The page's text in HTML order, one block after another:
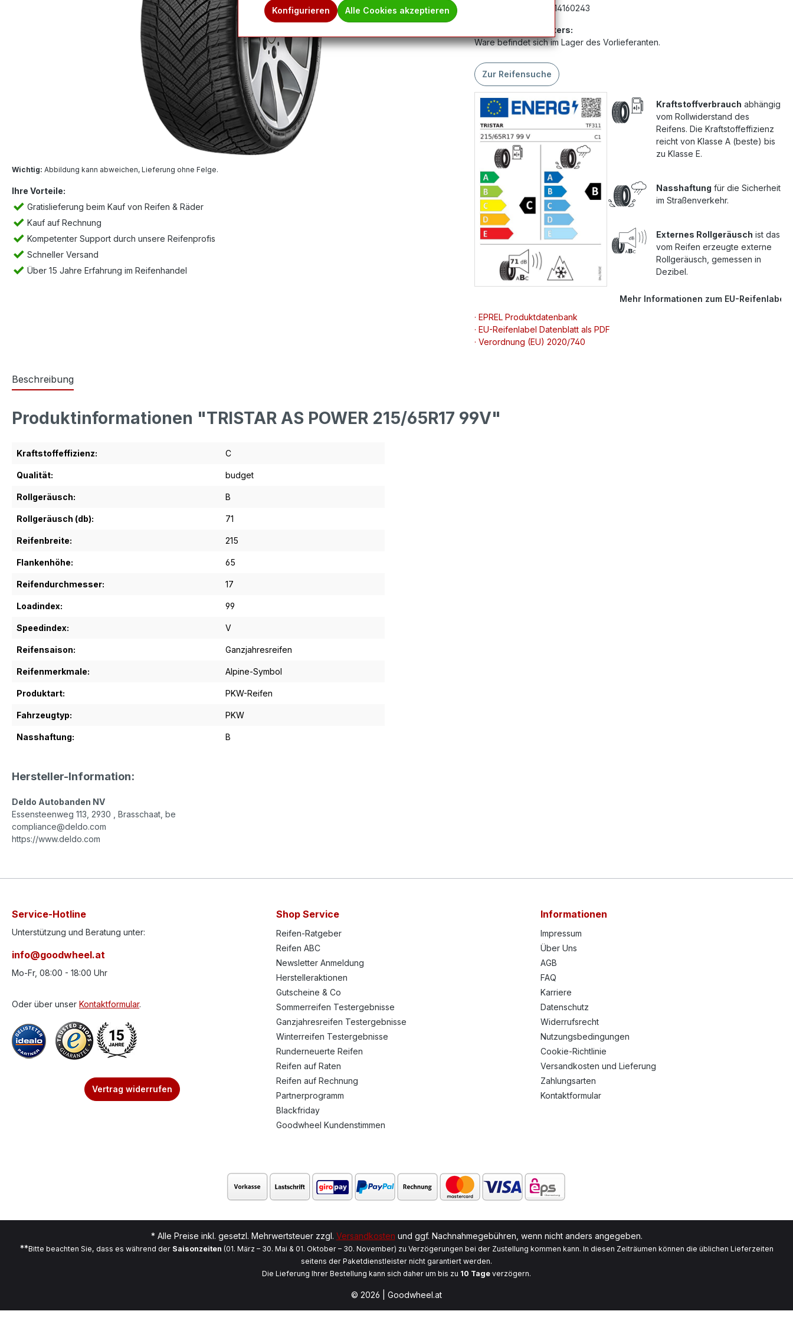
Wichtig: Abbildung kann abweichen, Lieferung ohne Felge.
Ihre Vorteile:
Gratislieferung beim Kauf von Reifen & Räder
Kauf auf Rechnung
Kompetenter Support durch unsere Reifenprofis
Schneller Versand
Über 15 Jahre Erfahrung im Reifenhandel
G14160243
Hinweis des Anbieters:
Ware befindet sich im Lager des Vorlieferanten.
Zur Reifensuche
Kraftstoffverbrauch abhängig
vom Rollwiderstand des
Reifens. Die Kraftstoffeffizienz
reicht von Klasse A (beste) bis
zu Klasse E.
Nasshaftung für die Sicherheit
im Straßenverkehr.
Externes Rollgeräusch ist das
vom Reifen erzeugte externe
Rollgeräusch, gemessen in
Dezibel.
Mehr Informationen zum EU-Reifenlabel
· EPREL Produktdatenbank
· EU-Reifenlabel Datenblatt als PDF
· Verordnung (EU) 2020/740
Beschreibung
Produktinformationen "TRISTAR AS POWER 215/65R17 99V"
Kraftstoffeffizienz: C
Qualität: budget
Rollgeräusch: B
Rollgeräusch (db): 71
Reifenbreite: 215
Flankenhöhe: 65
Reifendurchmesser: 17
Loadindex: 99
Speedindex: V
Reifensaison: Ganzjahresreifen
Reifenmerkmale: Alpine-Symbol
Produktart: PKW-Reifen
Fahrzeugtyp: PKW
Nasshaftung: B
Hersteller-Information:
Deldo Autobanden NV
Essensteenweg 113, 2930 , Brasschaat, be
compliance@deldo.com
https://www.deldo.com
Service-Hotline
Unterstützung und Beratung unter:
info@goodwheel.at
Mo-Fr, 08:00 - 18:00 Uhr
Oder über unser Kontaktformular.
Vertrag widerrufen
Shop Service
Reifen-Ratgeber
Reifen ABC
Newsletter Anmeldung
Herstelleraktionen
Gutscheine & Co
Sommerreifen Testergebnisse
Ganzjahresreifen Testergebnisse
Winterreifen Testergebnisse
Runderneuerte Reifen
Reifen auf Raten
Reifen auf Rechnung
Partnerprogramm
Blackfriday
Goodwheel Kundenstimmen
Informationen
Impressum
Über Uns
AGB
FAQ
Karriere
Datenschutz
Widerrufsrecht
Nutzungsbedingungen
Cookie-Richtlinie
Versandkosten und Lieferung
Zahlungsarten
Kontaktformular
* Alle Preise inkl. gesetzl. Mehrwertsteuer zzgl. Versandkosten und ggf. Nachnahmegebühren, wenn nicht anders angegeben.
**Bitte beachten Sie, dass es während der Saisonzeiten (01. März – 30. Mai & 01. Oktober – 30. November) zu Verzögerungen bei der Zustellung kommen kann. In diesen Zeiträumen können die üblichen Lieferzeiten
seitens der Paketdienstleister nicht garantiert werden.
Die Lieferung Ihrer Bestellung kann sich daher um bis zu 10 Tage verzögern.
© 2026 | Goodwheel.at
Konfigurieren Alle Cookies akzeptieren